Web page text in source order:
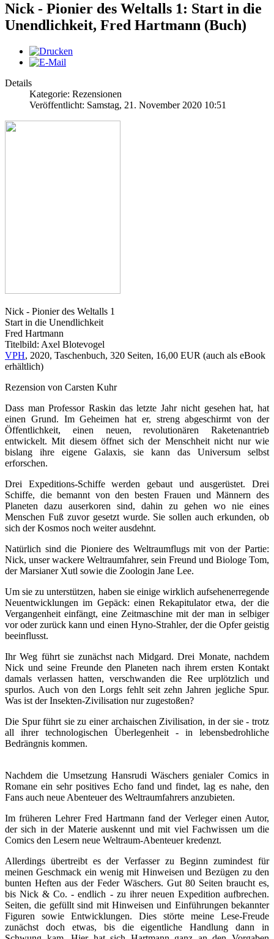
Nick - Pionier des Weltalls 1: Start in die
Unendlichkeit, Fred Hartmann (Buch)
Details
Kategorie: Rezensionen
Veröffentlicht: Samstag, 21. November 2020 10:51
Nick - Pionier des Weltalls 1
Start in die Unendlichkeit
Fred Hartmann
Titelbild: Axel Blotevogel
VPH, 2020, Taschenbuch, 320 Seiten, 16,00 EUR (auch als eBook
erhältlich)
Rezension von Carsten Kuhr
Dass man Professor Raskin das letzte Jahr nicht gesehen hat, hat
einen Grund. Im Geheimen hat er, streng abgeschirmt von der
Öffentlichkeit, einen neuen, revolutionären Raketenantrieb
entwickelt. Mit diesem öffnet sich der Menschheit nicht nur wie
bislang ihre eigene Galaxis, sie kann das Universum selbst
erforschen.
Drei Expeditions-Schiffe werden gebaut und ausgerüstet. Drei
Schiffe, die bemannt von den besten Frauen und Männern des
Planeten dazu auserkoren sind, dahin zu gehen wo nie eines
Menschen Fuß zuvor gesetzt wurde. Sie sollen auch erkunden, ob
sich der Kosmos noch weiter ausdehnt.
Natürlich sind die Pioniere des Weltraumflugs mit von der Partie:
Nick, unser wackere Weltraumfahrer, sein Freund und Biologe Tom,
der Marsianer Xutl sowie die Zoologin Jane Lee.
Um sie zu unterstützen, haben sie einige wirklich aufsehenerregende
Neuentwicklungen im Gepäck: einen Rekapitulator etwa, der die
Vergangenheit einfängt, eine Zeitmaschine mit der man in selbiger
vor oder zurück kann und einen Hyno-Strahler, der die Opfer geistig
beeinflusst.
Ihr Weg führt sie zunächst nach Midgard. Drei Monate, nachdem
Nick und seine Freunde den Planeten nach ihrem ersten Kontakt
damals verlassen hatten, verschwanden die Ree urplötzlich und
spurlos. Auch von den Lorgs fehlt seit zehn Jahren jegliche Spur.
Was ist der Insekten-Zivilisation nur zugestoßen?
Die Spur führt sie zu einer archaischen Zivilisation, in der sie - trotz
all ihrer technologischen Überlegenheit - in lebensbedrohliche
Bedrängnis kommen.
Nachdem die Umsetzung Hansrudi Wäschers genialer Comics in
Romane ein sehr positives Echo fand und findet, lag es nahe, den
Fans auch neue Abenteuer des Weltraumfahrers anzubieten.
Im früheren Lehrer Fred Hartmann fand der Verleger einen Autor,
der sich in der Materie auskennt und mit viel Fachwissen um die
Comics den Lesern neue Weltraum-Abenteuer kredenzt.
Allerdings übertreibt es der Verfasser zu Beginn zumindest für
meinen Geschmack ein wenig mit Hinweisen und Bezügen zu den
bunten Heften aus der Feder Wäschers. Gut 80 Seiten braucht es,
bis Nick & Co. - endlich - zu ihrer neuen Expedition aufbrechen.
Seiten, die gefüllt sind mit Hinweisen und Einführungen bekannter
Figuren sowie Entwicklungen. Dies störte meine Lese-Freude
zunächst doch etwas, bis die eigentliche Handlung dann in